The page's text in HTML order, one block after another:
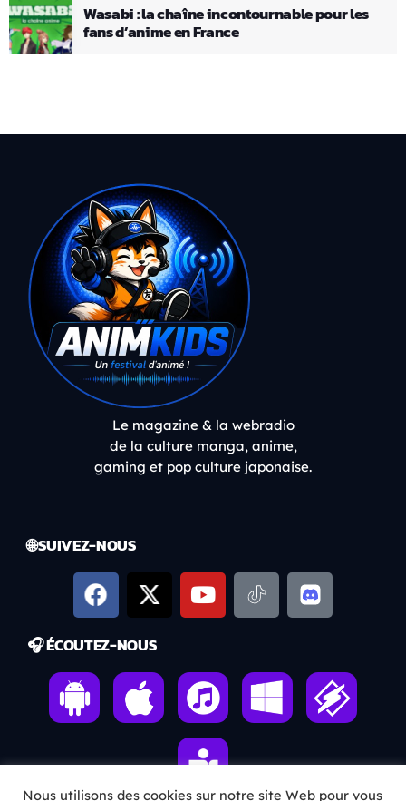
Wasabi : la chaîne incontournable pour les
fans d’anime en France
Le magazine & la webradio
de la culture manga, anime,
gaming et pop culture japonaise.
🌐 SUIVEZ-NOUS
🎧 ÉCOUTEZ-NOUS
Nous utilisons des cookies sur notre site Web pour vous